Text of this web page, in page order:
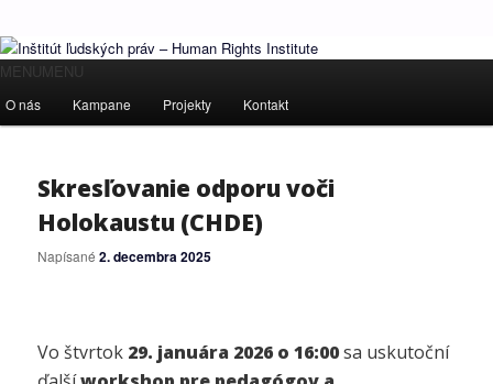
Inštitút ľudských práv – Human
Rights Institute
Ľudské práva pre všetkých!
Hlavné
Preskočiť
na
primárny
obsah
Preskočiť
na
sekundárny
obsah
MENU MENU
O nás Kampane Projekty Kontakt
Skresľovanie odporu voči
Holokaustu (CHDE)
Napísané2. decembra 2025
Vo štvrtok 29. januára 2026 o 16:00sa uskutoční